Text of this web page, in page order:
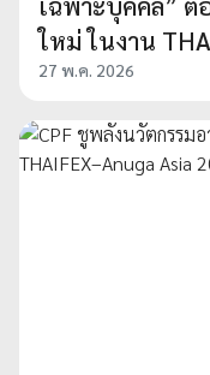
ใหม่ ในงาน
27 พ.ค. 2026